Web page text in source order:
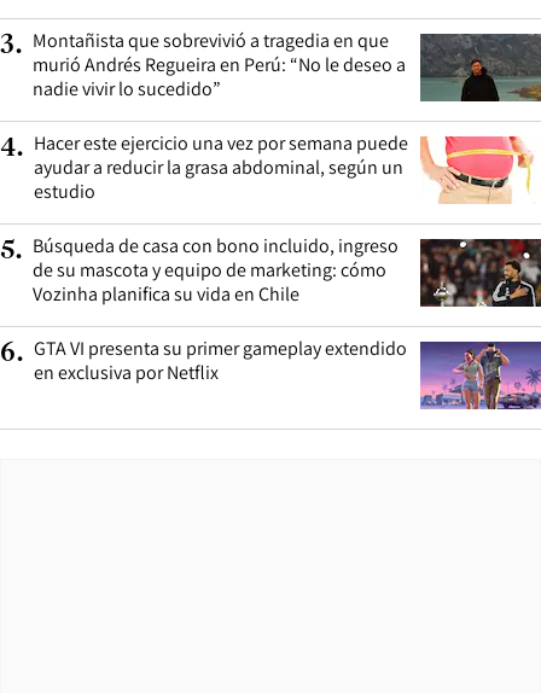
3. Montañista que sobrevivió a tragedia en que
murió Andrés Regueira en Perú: “No le deseo a
nadie vivir lo sucedido”
4. Hacer este ejercicio una vez por semana puede
ayudar a reducir la grasa abdominal, según un
estudio
5. Búsqueda de casa con bono incluido, ingreso
de su mascota y equipo de marketing: cómo
Vozinha planifica su vida en Chile
6. GTA VI presenta su primer gameplay extendido
en exclusiva por Netflix